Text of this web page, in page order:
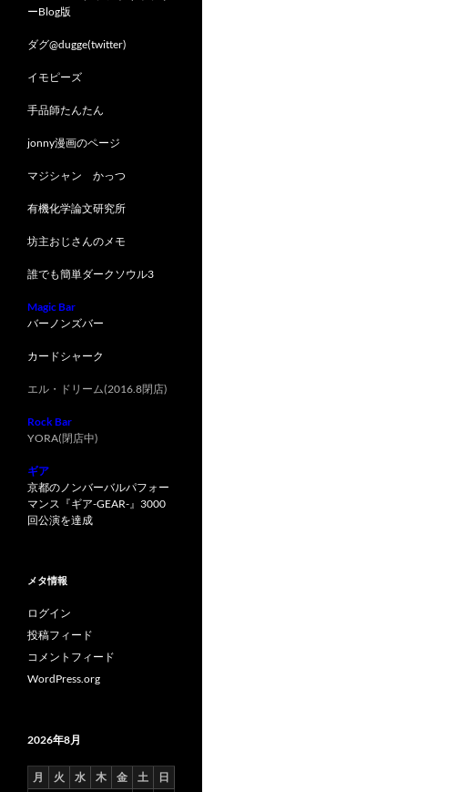
ーBlog版
ダグ@dugge(twitter)
イモピーズ
手品師たんたん
jonny漫画のページ
マジシャン かっつ
有機化学論文研究所
坊主おじさんのメモ
誰でも簡単ダークソウル3
Magic Bar
バーノンズバー
カードシャーク
エル・ドリーム(2016.8閉店)
Rock Bar
YORA(閉店中)
ギア
京都のノンバーバルパフォー
マンス『ギア-GEAR-』3000
回公演を達成
メタ情報
ログイン
投稿フィード
コメントフィード
WordPress.org
2026年8月
月 火 水 木 金 土
日